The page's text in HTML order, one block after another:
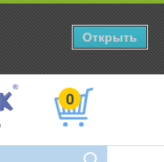
0
Открыть